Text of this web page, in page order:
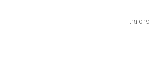
פרסומת